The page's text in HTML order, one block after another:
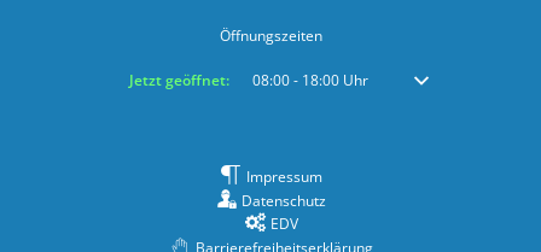
Öffnungszeiten
Klicken, um weitere Öffnungs- oder Schließzeiten auszublenden
Jetzt geöffnet: 08:00- 18:00Uhr Von 08:00 bis 18:00
Impressum
Datenschutz
EDV
Barrierefreiheitserklärung